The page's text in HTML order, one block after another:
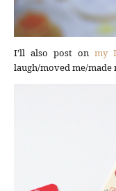
I’ll also post on my
laugh/moved me/made